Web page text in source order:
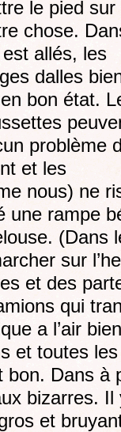
le pied sur
chose.
allés, les
dalles
bon état.
problème
et les
nous) ne
une rampe
(Dans
sur
et des
qui
a l’air
et toutes
bon. Dans à
bizarres.
et